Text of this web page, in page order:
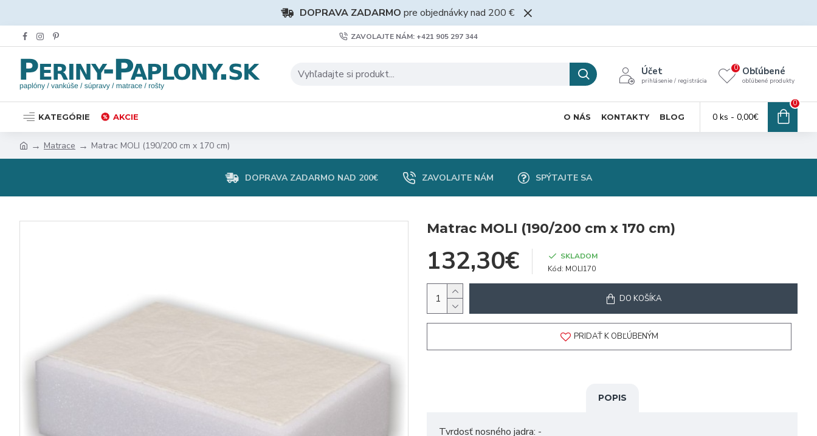
DOPRAVA ZADARMO pre objednávky nad 200 €
ZAVOLAJTE NÁM: +421 905 297 344
Účet
prihlásenie / registrácia
Obľúbené
obľúbené produkty
0
KATEGÓRIE AKCIE O NÁS KONTAKTY BLOG 0 ks - 0,00€
0
Matrace Matrac MOLI (190/200 cm x 170 cm)
DOPRAVA ZADARMO NAD 200€ ZAVOLAJTE NÁM SPÝTAJTE SA
Matrac MOLI (190/200 cm x 170 cm)
132,30€
SKLADOM
Kód: MOLI170
DO KOŠÍKA
PRIDAŤ K OBĽÚBENÝM
POPIS
Tvrdosť nosného jadra: -